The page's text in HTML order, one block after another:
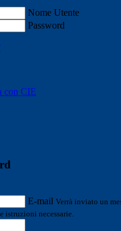
Nome Utente
Password
con CIE
E-mail Verrà inviato un
istruzioni necessarie.